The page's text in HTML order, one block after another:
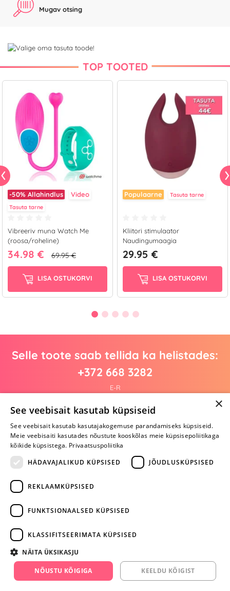
Mugav otsing
TOP TOOTED
-50% Allahindlus Video
Tasuta tarne
Vibreeriv muna Watch Me
(roosa/roheline)
34.98 € 69.95 €
LISA OSTUKORVI
Populaarne Tasuta tarne
Kliitori stimulaator
Naudingumaagia
29.95 €
LISA OSTUKORVI
Selle toote saab tellida ka helistades:
+372 668 3282
E-R
Arvustusi veel pole
Ole esimene!
Kirjuta arvustus ja SAA KINGITUS!
+372 668 3282
info@yesyes.ee
facebook.com/yesyes.ee
×
See veebisait kasutab küpsiseid
See veebisait kasutab kasutajakogemuse parandamiseks küpsiseid.
Meie veebisaiti kasutades nõustute kooskõlas meie küpsisepoliitikaga
kõikide küpsistega. Privaatsuspoliitika
HÄDAVAJALIKUD KÜPSISED
JÕUDLUSKÜPSISED
REKLAAMKÜPSISED
FUNKTSIONAALSED KÜPSISED
KLASSIFITSEERIMATA KÜPSISED
NÄITA ÜKSIKASJU
NÕUSTU KÕIGIGA KEELDU KÕIGIST